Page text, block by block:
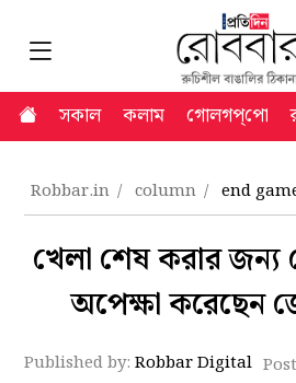
সকাল কলাম গোলগপ্‌পো
Robbar.in column end
খেলা শেষ করার জন্য
অপেক্ষা করেছেন
Published by:Robbar Digital